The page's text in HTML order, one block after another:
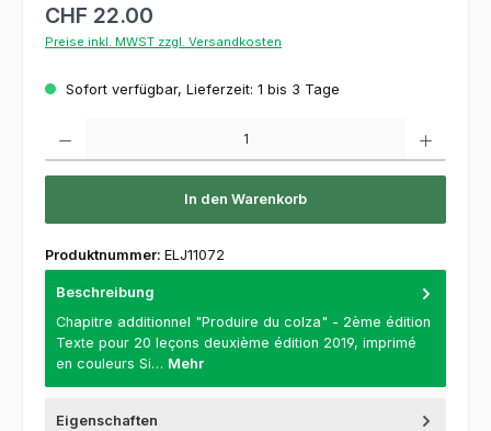
CHF 22.00
Preise inkl. MWST zzgl. Versandkosten
Sofort verfügbar, Lieferzeit: 1 bis 3 Tage
In den Warenkorb
Produktnummer: ELJ11072
Beschreibung
Chapitre additionnel "Produire du colza" - 2ème édition
Texte pour 20 leçons deuxième édition 2019, imprimé
en couleurs Si… Mehr
Eigenschaften